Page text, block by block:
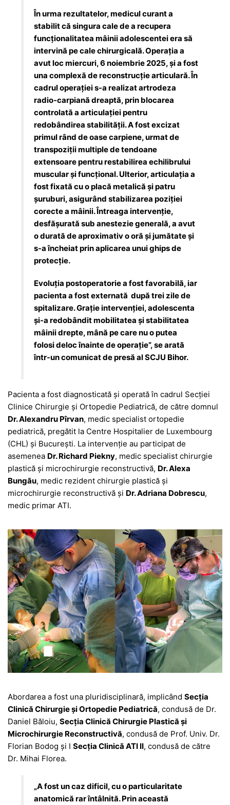
În urma rezultatelor, medicul curant a
stabilit că singura cale de a recupera
funcționalitatea mâinii adolescentei era să
intervină pe cale chirurgicală. Operația a
avut loc miercuri, 6 noiembrie 2025, și a fost
una complexă de reconstrucție articulară. În
cadrul operației s-a realizat artrodeza
radio-carpiană dreaptă, prin blocarea
controlată a articulației pentru
redobândirea stabilității. A fost excizat
primul rând de oase carpiene, urmat de
transpoziții multiple de tendoane
extensoare pentru restabilirea echilibrului
muscular și funcțional. Ulterior, articulația a
fost fixată cu o placă metalică și patru
șuruburi, asigurând stabilizarea poziției
corecte a mâinii. Întreaga intervenție,
desfășurată sub anestezie generală, a avut
o durată de aproximativ o oră și jumătate și
s-a încheiat prin aplicarea unui ghips de
protecție.
Evoluția postoperatorie a fost favorabilă, iar
pacienta a fost externată după trei zile de
spitalizare. Grație intervenției, adolescenta
și-a redobândit mobilitatea și stabilitatea
mâinii drepte, mână pe care nu o putea
folosi deloc înainte de operație”, se arată
într-un comunicat de presă al SCJU Bihor.
Pacienta a fost diagnosticată și operată în cadrul Secției
Clinice Chirurgie și Ortopedie Pediatrică, de către domnul
Dr. Alexandru Pîrvan, medic specialist ortopedie
pediatrică, pregătit la Centre Hospitalier de Luxembourg
(CHL) și București. La intervenție au participat de
asemenea Dr. Richard Piekny, medic specialist chirurgie
plastică și microchirurgie reconstructivă, Dr. Alexa
Bungău, medic rezident chirurgie plastică și
microchirurgie reconstructivă și Dr. Adriana Dobrescu,
medic primar ATI.
Abordarea a fost una pluridisciplinară, implicând Secția
Clinică Chirurgie și Ortopedie Pediatrică, condusă de Dr.
Daniel Băloiu, Secția Clinică Chirurgie Plastică și
Microchirurgie Reconstructivă, condusă de Prof. Univ. Dr.
Florian Bodog și I Secția Clinică ATI II, condusă de către
Dr. Mihai Florea.
„A fost un caz dificil, cu o particularitate
anatomică rar întâlnită. Prin această